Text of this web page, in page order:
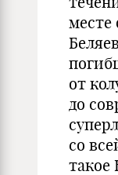
месте
от
до
со
такое